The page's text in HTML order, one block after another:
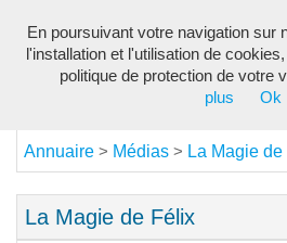
Annuaire > Médias > La Magie
La Magie de Félix
En poursuivant votre navigation sur
l'installation et l'utilisation de
politique de protection de votre
plus
Ok